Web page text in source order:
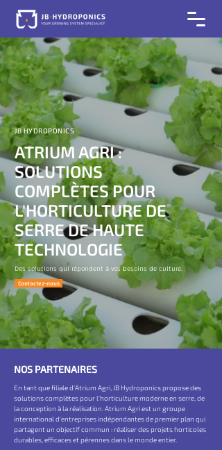
JB HYDROPONICS​
ATRIUM AGRI :
SOLUTIONS
COMPLÈTES POUR
L'HORTICULTURE DE
SERRE DE HAUTE
TECHNOLOGIE
Des solutions qui répondent à vos besoins de culture.
Contactez-nous
NOS PARTENAIRES
En tant que filiale d'Atrium Agri, JB Hydroponics propose des
solutions complètes pour l'horticulture moderne en serre, de
la conception à la réalisation. Atrium Agri est un groupe
international d'entreprises indépendantes de premier plan qui
partagent un objectif commun : réaliser des projets horticoles
durables, efficaces et pérennes dans le monde entier.